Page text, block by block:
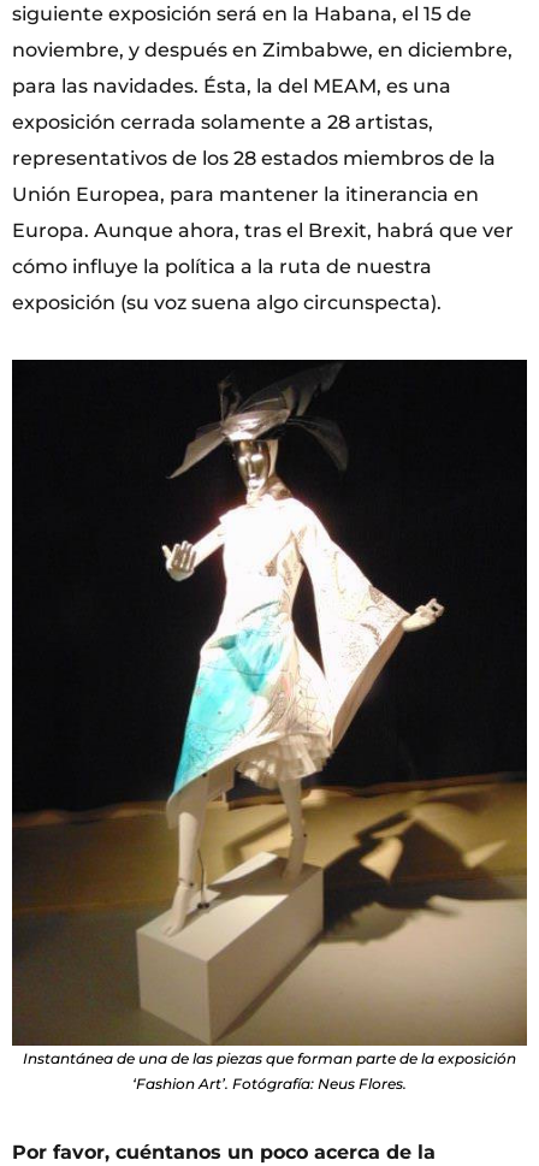
siguiente exposición será en la Habana, el 15 de
noviembre, y después en Zimbabwe, en diciembre,
para las navidades. Ésta, la del MEAM, es una
exposición cerrada solamente a 28 artistas,
representativos de los 28 estados miembros de la
Unión Europea, para mantener la itinerancia en
Europa. Aunque ahora, tras el Brexit, habrá que ver
cómo influye la política a la ruta de nuestra
exposición (su voz suena algo circunspecta).
Instantánea de una de las piezas que forman parte de la exposición
‘Fashion Art’. Fotógrafía: Neus Flores.
Por favor, cuéntanos un poco acerca de la